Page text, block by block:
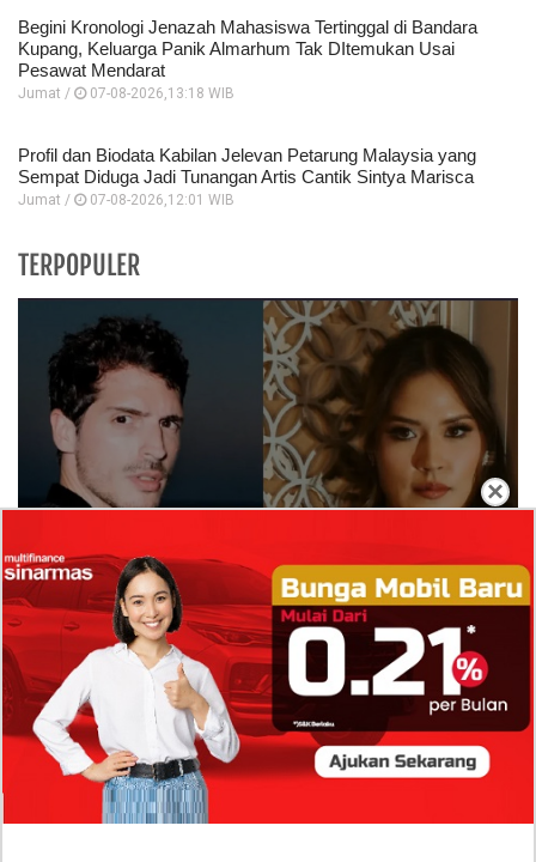
×
Begini Kronologi Jenazah Mahasiswa Tertinggal di Bandara
Kupang, Keluarga Panik Almarhum Tak DItemukan Usai
Pesawat Mendarat
Jumat / 07-08-2026,13:18 WIB
Profil dan Biodata Kabilan Jelevan Petarung Malaysia yang
Sempat Diduga Jadi Tunangan Artis Cantik Sintya Marisca
Jumat / 07-08-2026,12:01 WIB
TERPOPULER
Isi Komentar Raisa Andriana di TikTok Mathis
Molinie Terkuak, Diduga jadi Isyarat Go
Publik?
Profil Biodata Mathis Molinié, Chef Prancis Pacar
Baru Raisa Andriana yang Kini Resmi Go Publik?
Sumber Penghasilan Asila Maisa Apa Saja? Dituding
Beli Barang Branded Pakai Uang Ayah yang Jadi
Wabup!